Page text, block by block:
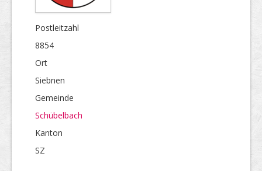
Postleitzahl
8854
Ort
Siebnen
Gemeinde
Schübelbach
Kanton
SZ